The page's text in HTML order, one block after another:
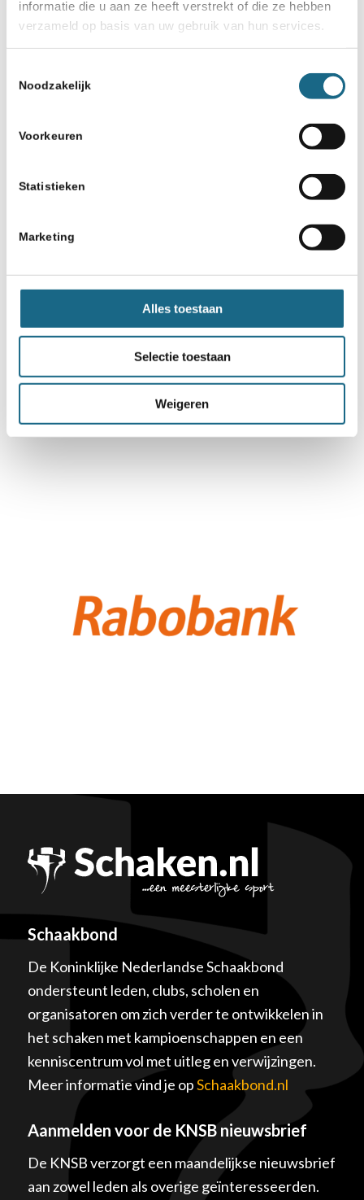
informatie die u aan ze heeft verstrekt of die ze hebben
verzameld op basis van uw gebruik van hun services.
Noodzakelijk
Voorkeuren
Statistieken
Marketing
Alles toestaan
Selectie toestaan
Weigeren
Schaakbond
De Koninklijke Nederlandse Schaakbond
ondersteunt leden, clubs, scholen en
organisatoren om zich verder te ontwikkelen in
het schaken met kampioenschappen en een
kenniscentrum vol met uitleg en verwijzingen.
Meer informatie vind je opSchaakbond.nl
Aanmelden voor de KNSB nieuwsbrief
De KNSB verzorgt een maandelijkse nieuwsbrief
aan zowel leden als overige geïnteresseerden.